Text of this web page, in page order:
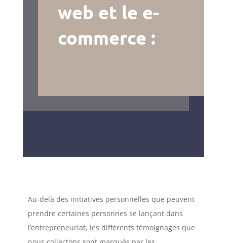
web et le e-
commerce :
Au-delà des initiatives personnelles que peuvent
prendre certaines personnes se lançant dans
l’entrepreneuriat, les différents témoignages que